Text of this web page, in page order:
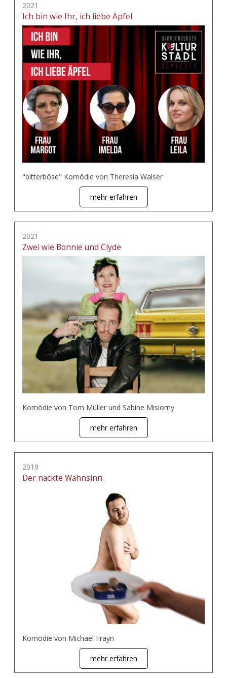
2021
Ich bin wie Ihr, ich liebe Äpfel
"bitterböse" Komödie von Theresia Walser
mehr erfahren
2021
Zwei wie Bonnie und Clyde
Komödie von Tom Müller und Sabine Misiorny
mehr erfahren
2019
Der nackte Wahnsinn
Komödie von Michael Frayn
mehr erfahren